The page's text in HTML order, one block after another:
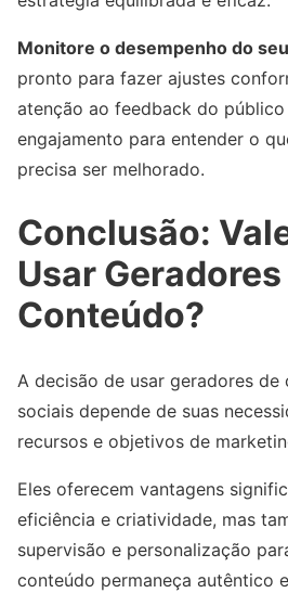
Monitore o desempenho do
pronto para fazer ajustes
atenção ao feedback do
engajamento para entender o
precisa ser melhorado.
Conclusão:
Usar
Conteúdo?
A decisão de usar geradores
sociais depende de suas
recursos e objetivos de
Eles oferecem vantagens
eficiência e criatividade, mas
supervisão e personalização
conteúdo permaneça autêntico